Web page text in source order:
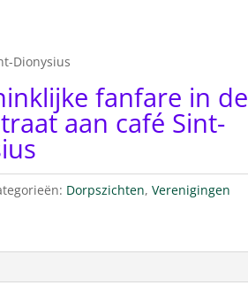
Dionysius
fanfare in de
aan café Sint-
Dorpszichten,Verenigingen